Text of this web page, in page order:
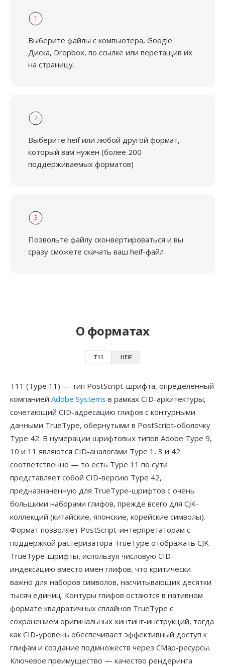
1
Выберите файлы с компьютера, Google
Диска, Dropbox, по ссылке или перетащив их
на страницу.
2
Выберите heif или любой другой формат,
который вам нужен (более 200
поддерживаемых форматов)
3
Позвольте файлу сконвертироваться и вы
сразу сможете скачать ваш heif-файл
О форматах
T11 HEIF
T11 (Type 11) — тип PostScript-шрифта, определенный
компанией Adobe Systems в рамках CID-архитектуры,
сочетающий CID-адресацию глифов с контурными
данными TrueType, обернутыми в PostScript-оболочку
Type 42. В нумерации шрифтовых типов Adobe Type 9,
10 и 11 являются CID-аналогами Type 1, 3 и 42
соответственно — то есть Type 11 по сути
представляет собой CID-версию Type 42,
предназначенную для TrueType-шрифтов с очень
большими наборами глифов, прежде всего для CJK-
коллекций (китайские, японские, корейские символы).
Формат позволяет PostScript-интерпретаторам с
поддержкой растеризатора TrueType отображать CJK
TrueType-шрифты, используя числовую CID-
индексацию вместо имен глифов, что критически
важно для наборов символов, насчитывающих десятки
тысяч единиц. Контуры глифов остаются в нативном
формате квадратичных сплайнов TrueType с
сохранением оригинальных хинтинг-инструкций, тогда
как CID-уровень обеспечивает эффективный доступ к
глифам и создание подмножеств через CMap-ресурсы.
Ключевое преимущество — качество рендеринга